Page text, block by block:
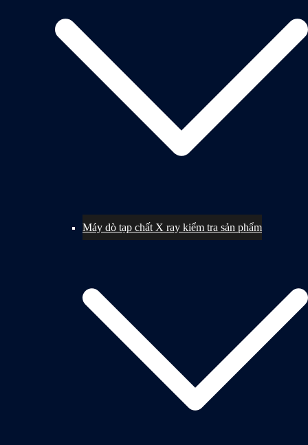
Máy dò tạp chất X ray kiểm tra sản phẩm